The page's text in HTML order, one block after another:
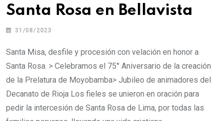
Santa Rosa en Bellavista
31/08/2023
Santa Misa, desfile y procesión con velación en honor a
Santa Rosa. > Celebramos el 75° Aniversario de la creación
de la Prelatura de Moyobamba> Jubileo de animadores del
Decanato de Rioja Los fieles se unieron en oración para
pedir la intercesión de Santa Rosa de Lima, por todas las